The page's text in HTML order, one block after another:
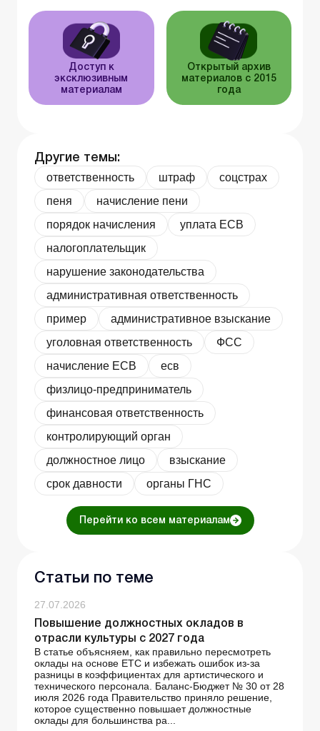
Доступ к
эксклюзивным
материалам
Открытый архив
материалов с 2015
года
Другие темы:
ответственность штраф
соцстрах
пеня
начисление пени
порядок начисления
уплата ЕСВ
налогоплательщик
нарушение законодательства
административная ответственность
пример
административное взыскание
уголовная ответственность
ФСС
начисление ЕСВ
есв
физлицо-предприниматель
финансовая ответственность
контролирующий орган
должностное лицо
взыскание
срок давности
органы ГНС
Перейти ко всем материалам
Статьи по теме
27.07.2026
Повышение должностных окладов в
отрасли культуры с 2027 года
В статье объясняем, как правильно пересмотреть
оклады на основе ЕТС и избежать ошибок из-за
разницы в коэффициентах для артистического и
технического персонала. Баланс-Бюджет № 30 от 28
июля 2026 года Правительство приняло решение,
которое существенно повышает должностные
оклады для большинства ра...